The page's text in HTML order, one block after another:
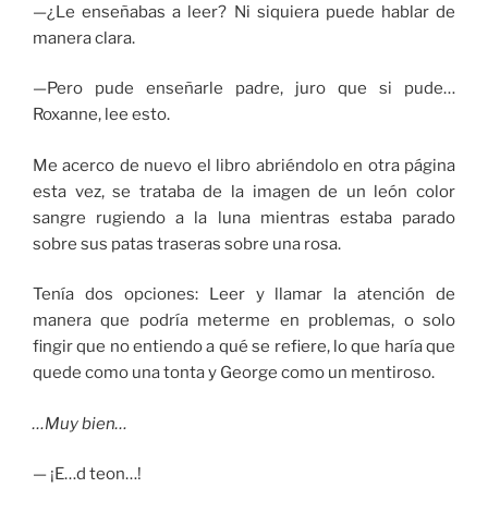
—¿Le enseñabas a leer? Ni siquiera puede hablar de
manera clara.
—Pero pude enseñarle padre, juro que si pude…
Roxanne, lee esto.
Me acerco de nuevo el libro abriéndolo en otra página
esta vez, se trataba de la imagen de un león color
sangre rugiendo a la luna mientras estaba parado
sobre sus patas traseras sobre una rosa.
Tenía dos opciones: Leer y llamar la atención de
manera que podría meterme en problemas, o solo
fingir que no entiendo a qué se refiere, lo que haría que
quede como una tonta y George como un mentiroso.
…Muy bien…
— ¡E…d teon…!